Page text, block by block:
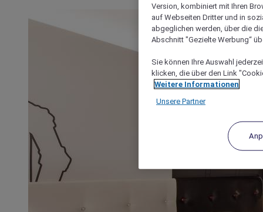
Version, kombiniert mit Ihren
auf Webseiten Dritter und in
abgeglichen werden, über die
Abschnitt "Gezielte Werbung“
Sie können Ihre Auswahl
klicken, die über den Link
Weitere Informationen
Unsere Partner